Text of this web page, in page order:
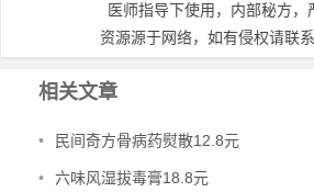
医师指导下使用，内部秘方，
资源源于网络，如有侵权请联系
相关文章
• 民间奇方骨病药熨散12.8元
• 六味风湿拔毒膏18.8元